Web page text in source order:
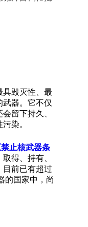
具毁灭性、最
器。它不仅
留下持久、
染。
禁止核武器条
得、持有、
目前已有超过
的国家中，尚